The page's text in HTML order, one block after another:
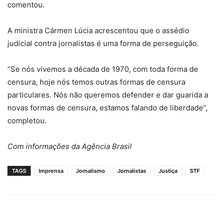
comentou.
A ministra Cármen Lúcia acrescentou que o assédio
judicial contra jornalistas é uma forma de perseguição.
“Se nós vivemos a década de 1970, com toda forma de
censura, hoje nós temos outras formas de censura
particulares. Nós não queremos defender e dar guarida a
novas formas de censura, estamos falando de liberdade”,
completou.
Com informações da Agência Brasil
TAGS Imprensa Jornalismo Jornalistas Justiça STF